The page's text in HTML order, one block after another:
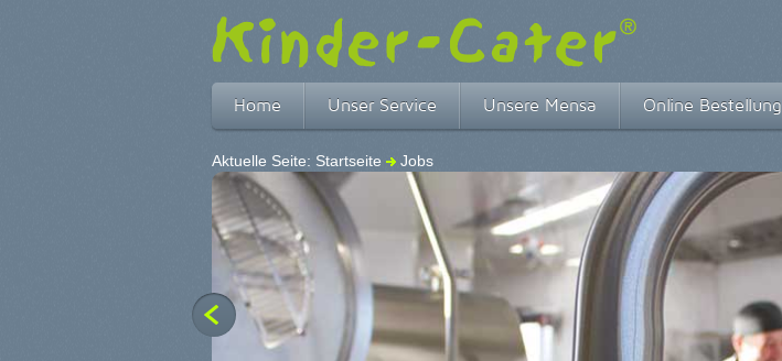
Home Unser Service Unsere Mensa Online Bestellung
Aktuelle Seite: Startseite Jobs